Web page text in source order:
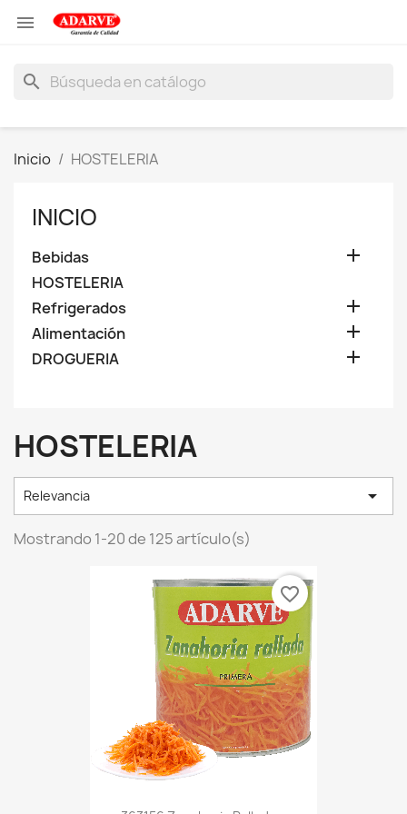

search
Inicio HOSTELERIA
INICIO
Bebidas 
HOSTELERIA
Refrigerados

Alimentación 
DROGUERIA 
HOSTELERIA
Relevancia 
Mostrando 1-20 de 125 artículo(s)
favorite_border